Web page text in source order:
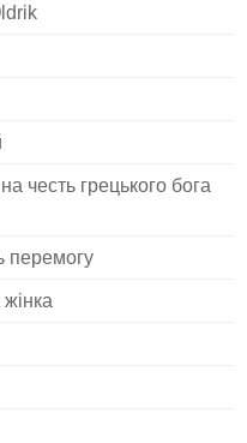
честь грецького бога
перемогу